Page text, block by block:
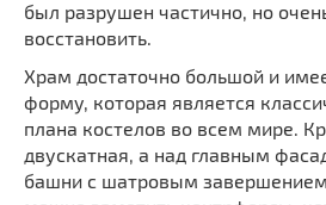
Мечети
Кирхи
Кладбище
Выберите направление
был разрушен частично, но
восстановить.
Храм достаточно большой и
форму, которая является
плана костелов во всем мире.
двускатная, а над главным
башни с шатровым